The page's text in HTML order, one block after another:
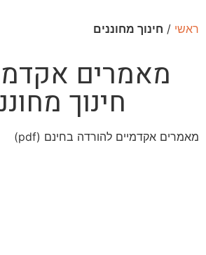
ראשי / חינוך מחוננים
מאמרים
חינוך
מאמרים אקדמיים להורדה בחינם (pdf)